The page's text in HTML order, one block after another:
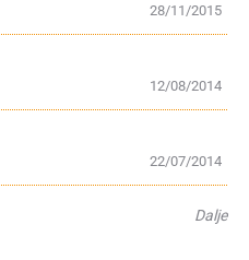
28/11/2015
12/08/2014
22/07/2014
Dalje